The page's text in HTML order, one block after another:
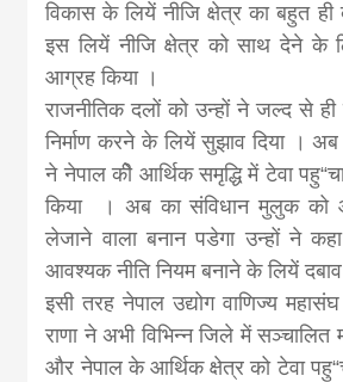
विकास के लियें नीजि क्षेत्र का बहुत ही
इस लियें नीजि क्षेत्र को साथ देने के
आग्रह किया ।
राजनीतिक दलों को उन्हों ने जल्द से ही
निर्माण करने के लियें सुझाव दिया । अब
ने नेपाल कीे आर्थिक समृद्धि में टेवा
किया । अब का संविधान मुलुक को
लेजाने वाला बनान पडेगा उन्हों ने
आवश्यक नीति नियम बनाने के लियें दबाव
इसी तरह नेपाल उद्योग वाणिज्य महासंघ
राणा ने अभी विभिन्न जिले में सञ्चालित
और नेपाल के आर्थिक क्षेत्र को टेवा